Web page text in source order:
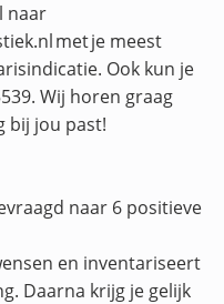
naar
met je meest
Ook kun je
Wij horen graag
bij jou past!
naar 6 positieve
en inventariseert
Daarna krijg je gelijk